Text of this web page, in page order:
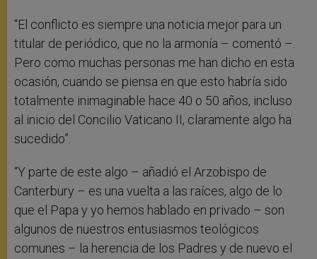
“El conflicto es siempre una noticia mejor para un
titular de periódico, que no la armonía – comentó –.
Pero como muchas personas me han dicho en esta
ocasión, cuando se piensa en que esto habría sido
totalmente inimaginable hace 40 o 50 años, incluso
al inicio del Concilio Vaticano II, claramente algo ha
sucedido”.
“Y parte de este algo – añadió el Arzobispo de
Canterbury – es una vuelta a las raíces, algo de lo
que el Papa y yo hemos hablado en privado – son
algunos de nuestros entusiasmos teológicos
comunes – la herencia de los Padres y de nuevo el